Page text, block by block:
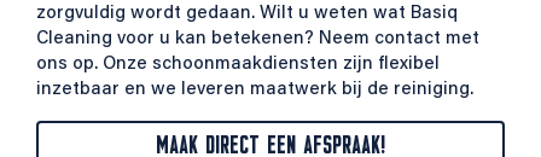
zorgvuldig wordt gedaan. Wilt u weten wat Basiq
Cleaning voor u kan betekenen? Neem contact met
ons op. Onze schoonmaakdiensten zijn flexibel
inzetbaar en we leveren maatwerk bij de reiniging.
MAAK DIRECT EEN AFSPRAAK!